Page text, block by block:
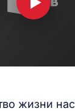
жизни